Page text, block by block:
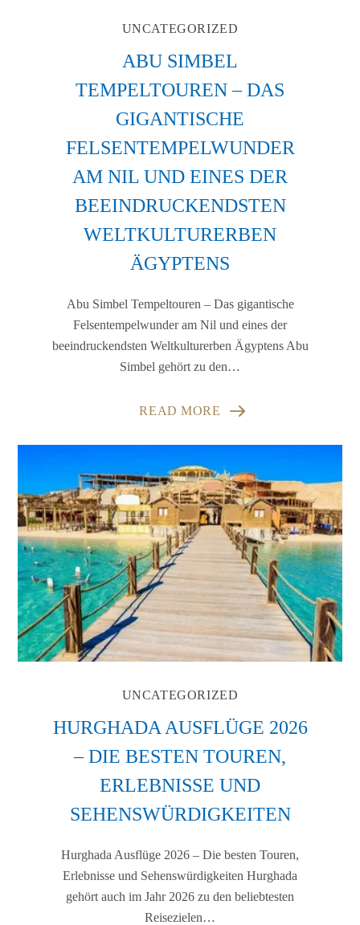
UNCATEGORIZED
ABU SIMBEL
TEMPELTOUREN – DAS
GIGANTISCHE
FELSENTEMPELWUNDER
AM NIL UND EINES DER
BEEINDRUCKENDSTEN
WELTKULTURERBEN
ÄGYPTENS
Abu Simbel Tempeltouren – Das gigantische
Felsentempelwunder am Nil und eines der
beeindruckendsten Weltkulturerben Ägyptens Abu
Simbel gehört zu den…
READ MORE
UNCATEGORIZED
HURGHADA AUSFLÜGE 2026
– DIE BESTEN TOUREN,
ERLEBNISSE UND
SEHENSWÜRDIGKEITEN
Hurghada Ausflüge 2026 – Die besten Touren,
Erlebnisse und Sehenswürdigkeiten Hurghada
gehört auch im Jahr 2026 zu den beliebtesten
Reisezielen…